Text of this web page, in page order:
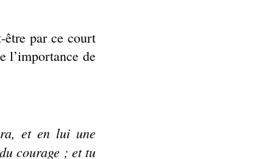
être par ce court
l’importance de
et en lui une
courage ; et tu